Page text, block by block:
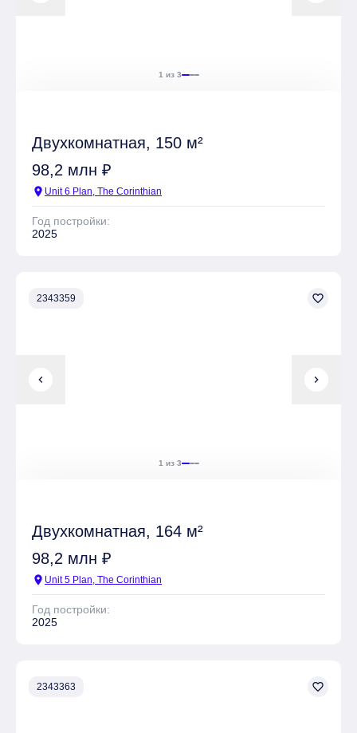
1 из 3
Двухкомнатная, 150 м²
98,2 млн ₽
location_on Unit 6 Plan, The Corinthian
Год постройки:
2025
chevron_left chevron_right
1 из 3
2343359 favorite_border
Двухкомнатная, 164 м²
98,2 млн ₽
location_on Unit 5 Plan, The Corinthian
Год постройки:
2025
2343363 favorite_border